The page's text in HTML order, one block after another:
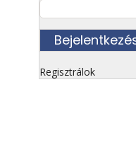
Regisztrálok